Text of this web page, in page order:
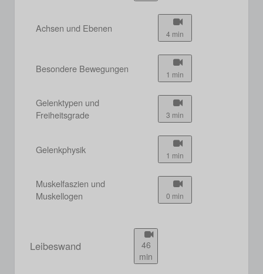
Achsen und Ebenen 4 min
Besondere Bewegungen 1 min
Gelenktypen und
Freiheitsgrade
3 min
Gelenkphysik 1 min
Muskelfaszien und
Muskellogen
0 min
Leibeswand
46
min